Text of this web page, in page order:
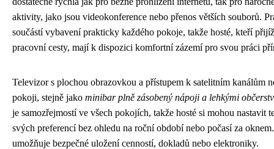
aktivity, jako jsou videokonference nebo přenos větších souborů.
součástí vybavení prakticky každého pokoje, takže hosté, kteří
pracovní cesty, mají k dispozici komfortní zázemí pro svou práci
Televizor s plochou obrazovkou a přístupem k satelitním kanálům
pokoji, stejně jako minibar plně zásobený nápoji a lehkými
je samozřejmostí ve všech pokojích, takže hosté si mohou nastavit
svých preferencí bez ohledu na roční období nebo počasí za
umožňuje bezpečné uložení cenností, dokladů nebo elektroniky.